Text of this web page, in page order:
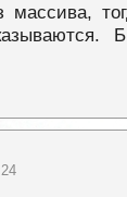
массива,